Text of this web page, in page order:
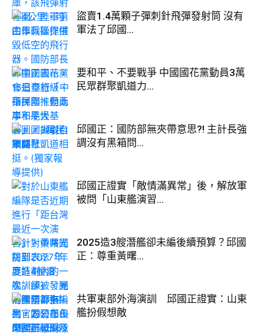
盜賣1.4萬顆子彈刺針飛彈發射筒 沒有
軍法了邱國...
要和平、不要戰爭 中國國花黨動員3萬
民眾群聚凱道力...
邱國正：國防部無夾帶意思?! 主計長強
調沒有黑箱問...
邱國正證實「敵情滿異常」後，解放軍
被問「山東艦演習...
2025造3艘潛艦卻未編後續預算？邱國
正：尊重黃曙...
共軍東部外海演訓 邱國正證實：山東
艦扮假想敵